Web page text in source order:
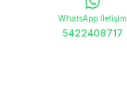
WhatsApp İletişim
5422408717